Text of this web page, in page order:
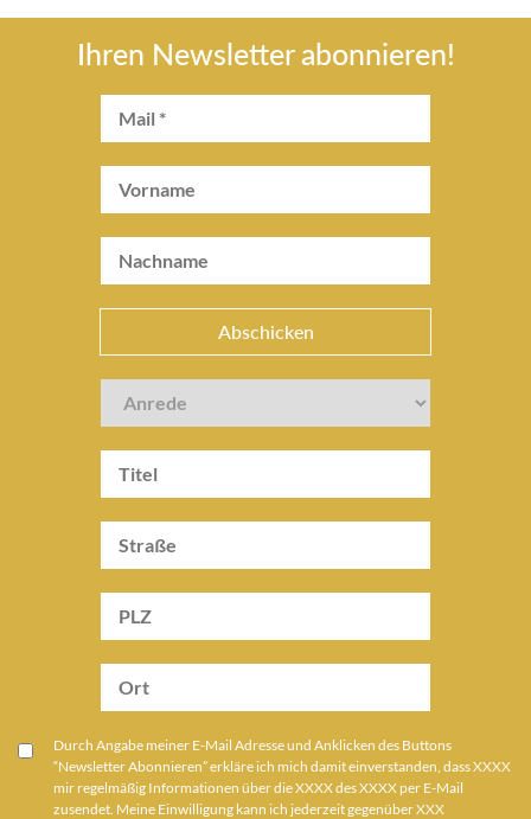
Ihren Newsletter abonnieren!
Durch Angabe meiner E-Mail Adresse und Anklicken des Buttons
“Newsletter Abonnieren” erkläre ich mich damit einverstanden, dass XXXX
mir regelmäßig Informationen über die XXXX des XXXX per E-Mail
zusendet. Meine Einwilligung kann ich jederzeit gegenüber XXX
Abschicken